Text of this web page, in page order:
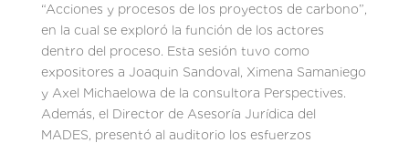
“Acciones y procesos de los proyectos de carbono”,
en la cual se exploró la función de los actores
dentro del proceso. Esta sesión tuvo como
expositores a Joaquin Sandoval, Ximena Samaniego
y Axel Michaelowa de la consultora Perspectives.
Además, el Director de Asesoría Jurídica del
MADES, presentó al auditorio los esfuerzos